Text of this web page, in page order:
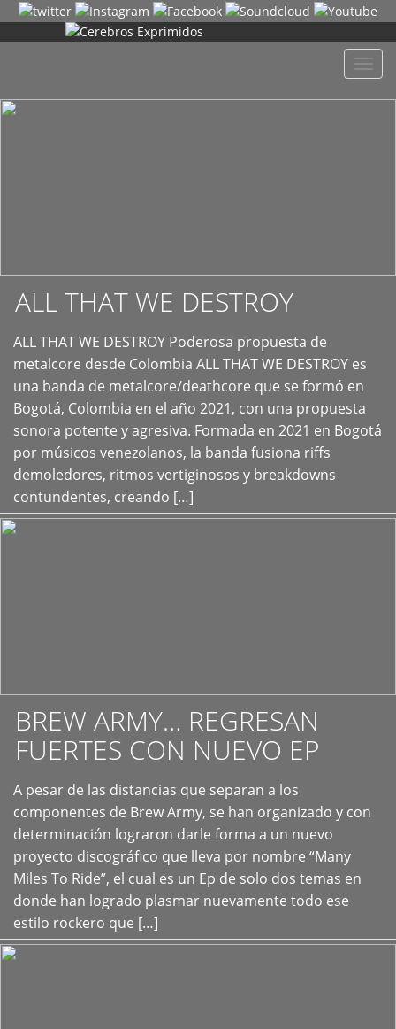
ALL THAT WE DESTROY
ALL THAT WE DESTROY Poderosa propuesta de
metalcore desde Colombia ALL THAT WE DESTROY es
una banda de metalcore/deathcore que se formó en
Bogotá, Colombia en el año 2021, con una propuesta
sonora potente y agresiva. Formada en 2021 en Bogotá
por músicos venezolanos, la banda fusiona riffs
demoledores, ritmos vertiginosos y breakdowns
contundentes, creando […]
+
BREW ARMY… REGRESAN
FUERTES CON NUEVO EP
A pesar de las distancias que separan a los
componentes de Brew Army, se han organizado y con
determinación lograron darle forma a un nuevo
proyecto discográfico que lleva por nombre “Many
Miles To Ride”, el cual es un Ep de solo dos temas en
donde han logrado plasmar nuevamente todo ese
estilo rockero que […]
+